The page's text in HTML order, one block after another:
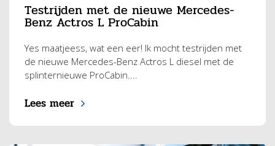
Testrijden met de nieuwe Mercedes-
Benz Actros L ProCabin
Yes maatjeess, wat een eer! Ik mocht testrijden met
de nieuwe Mercedes-Benz Actros L diesel met de
splinternieuwe ProCabin....
Lees meer